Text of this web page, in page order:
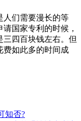
人们需要漫长的等
国家专利的时候，
三四百块钱左右。但
费如此多的时间成
知否?